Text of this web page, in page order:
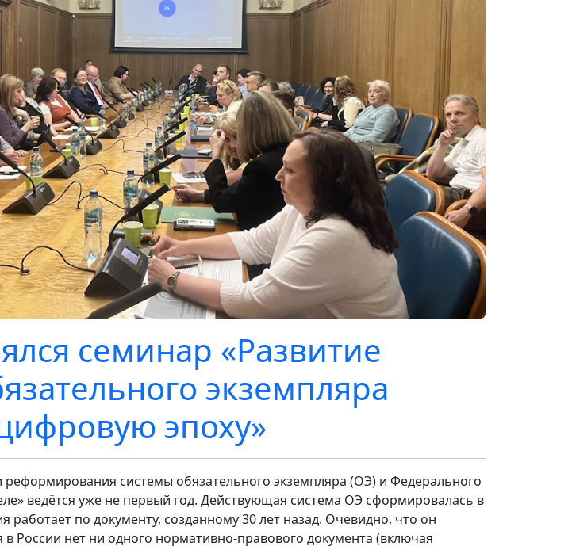
семинар «Развитие
экземпляра
эпоху»
реформирования системы обязательного экземпляра (ОЭ) и Федерального
ведётся уже не первый год. Действующая система ОЭ сформировалась в
работает по документу, созданному 30 лет назад. Очевидно, что он
России нет ни одного нормативно-правового документа (включая